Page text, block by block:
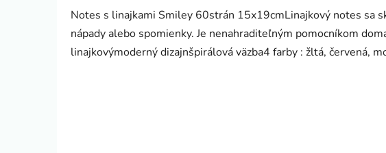
Notes s linajkami Smiley 60strán 15x19cmLinajkový notes sa
nápady alebo spomienky. Je nenahraditeľným pomocníkom
linajkovýmoderný dizajnšpirálová väzba4 farby : žltá, červená,